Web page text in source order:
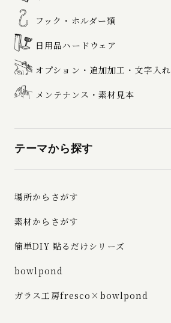
フック・ホルダー類
日用品ハードウェア
オプション・追加加工・文字入れ
メンテナンス・素材見本
テーマから探す
場所からさがす
素材からさがす
簡単DIY 貼るだけシリーズ
bowlpond
ガラス工房fresco×bowlpond